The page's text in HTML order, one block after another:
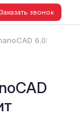
Заказать звонок
6.0: